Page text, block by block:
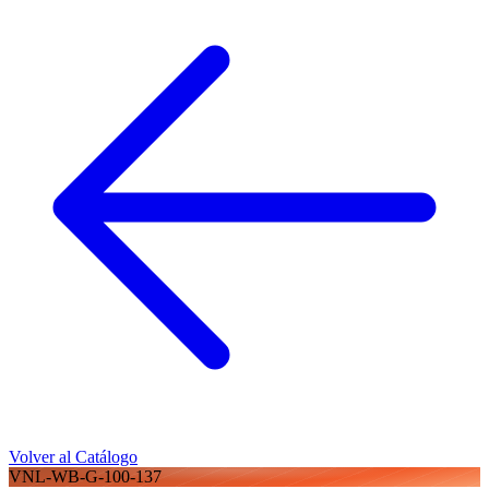
Volver al Catálogo
VNL-WB-G-100-137